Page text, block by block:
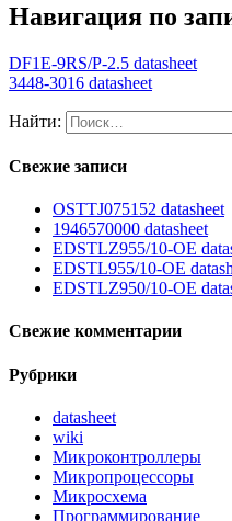
Навигация по
DF1E-9RS/P-2.5 datasheet
3448-3016 datasheet
Найти:
Свежие записи
OSTTJ075152 datasheet
1946570000 datasheet
EDSTLZ955/10-OE
EDSTL955/10-OE
EDSTLZ950/10-OE
Свежие комментарии
Рубрики
datasheet
wiki
Микроконтроллеры
Микропроцессоры
Микросхема
Программирование